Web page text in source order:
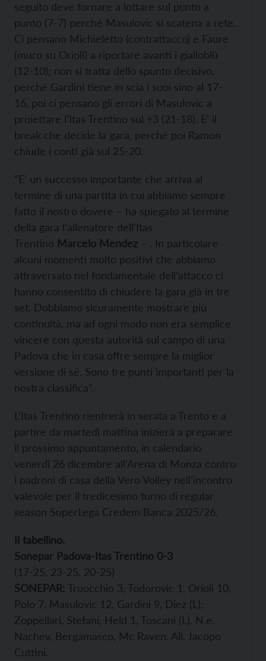
seguito deve tornare a lottare sul punto a
punto (7-7) perché Masulovic si scatena a rete.
Ci pensano Michieletto (contrattacco) e Faure
(muro su Orioli) a riportare avanti i gialloblù
(12-10); non si tratta dello spunto decisivo,
perché Gardini tiene in scia i suoi sino al 17-
16, poi ci pensano gli errori di Masulovic a
proiettare l’Itas Trentino sul +3 (21-18). E’ il
break che decide la gara, perché poi Ramon
chiude i conti già sul 25-20.
“E’ un successo importante che arriva al
termine di una partita in cui abbiamo sempre
fatto il nostro dovere – ha spiegato al termine
della gara l’allenatore dell’Itas
Trentino Marcelo Mendez – . In particolare
alcuni momenti molto positivi che abbiamo
attraversato nel fondamentale dell’attacco ci
hanno consentito di chiudere la gara già in tre
set. Dobbiamo sicuramente mostrare più
continuità, ma ad ogni modo non era semplice
vincere con questa autorità sul campo di una
Padova che in casa offre sempre la miglior
versione di sé. Sono tre punti importanti per la
nostra classifica”.
L’Itas Trentino rientrerà in serata a Trento e a
partire da martedì mattina inizierà a preparare
il prossimo appuntamento, in calendario
venerdì 26 dicembre all’Arena di Monza contro
i padroni di casa della Vero Volley nell’incontro
valevole per il tredicesimo turno di regular
season SuperLega Credem Banca 2025/26.
Il tabellino.
Sonepar Padova-Itas Trentino 0-3
(17-25, 23-25, 20-25)
SONEPAR: Truocchio 3, Todorovic 1, Orioli 10,
Polo 7, Masulovic 12, Gardini 9, Diez (L);
Zoppellari, Stefani, Held 1, Toscani (L). N.e.
Nachev, Bergamasco, Mc Raven. All. Jacopo
Cuttini.